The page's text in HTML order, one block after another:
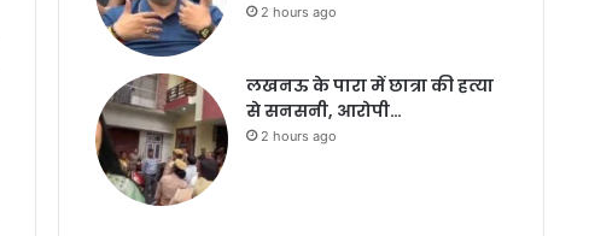
2 hours ago
लखनऊ के पारा में छात्रा की हत्या
से सनसनी, आरोपी…
2 hours ago